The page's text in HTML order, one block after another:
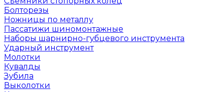
Болторезы
Ножницы по металлу
Пассатижи шиномонтажные
Наборы шарнирно-губцевого инструмента
Ударный инструмент
Молотки
Кувалды
Зубила
Выколотки